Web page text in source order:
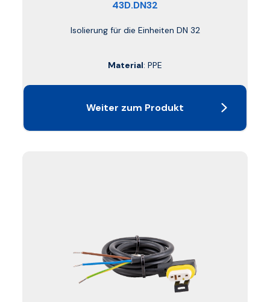
43D.DN32
Isolierung für die Einheiten DN 32
Material: PPE
Weiter zum Produkt